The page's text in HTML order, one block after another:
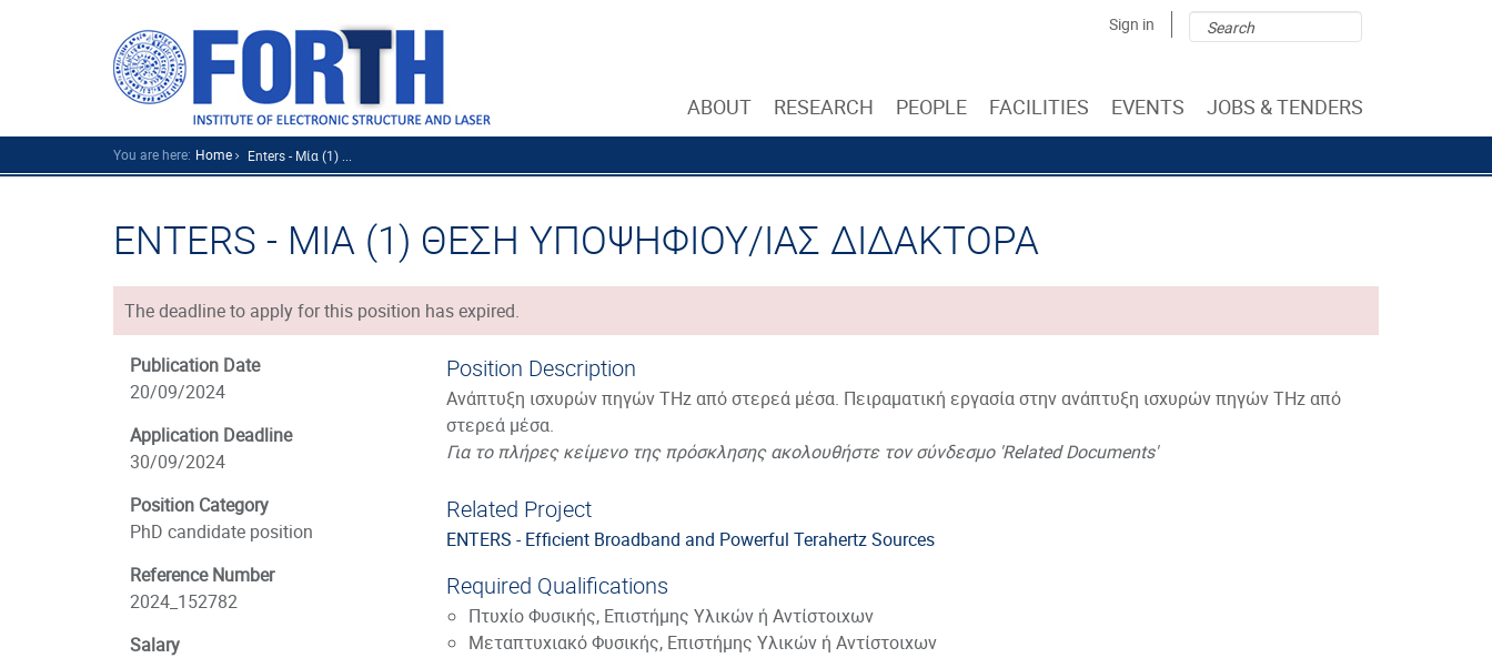
Search
form
Sign in
ABOUT RESEARCH PEOPLE FACILITIES EVENTS JOBS & TENDERS
You are here: Home Enters - Μία (1) ...
ENTERS - ΜΙΑ (1) ΘΕΣΗ ΥΠΟΨΗΦΙΟΥ/ΙΑΣ ΔΙΔΑΚΤΟΡΑ
The deadline to apply for this position has expired.
Publication Date
20/09/2024
Application Deadline
30/09/2024
Position Category
PhD candidate position
Reference Number
2024_152782
Salary
Position Description
Ανάπτυξη ισχυρών πηγών THz από στερεά μέσα. Πειραματική εργασία στην ανάπτυξη ισχυρών πηγών THz από
στερεά μέσα.
Για το πλήρες κείμενο της πρόσκλησης ακολουθήστε τον σύνδεσμο 'Related Documents'
Related Project
ENTERS - Efficient Broadband and Powerful Terahertz Sources
Required Qualifications
Πτυχίο Φυσικής, Επιστήμης Υλικών ή Αντίστοιχων
Μεταπτυχιακό Φυσικής, Επιστήμης Υλικών ή Αντίστοιχων